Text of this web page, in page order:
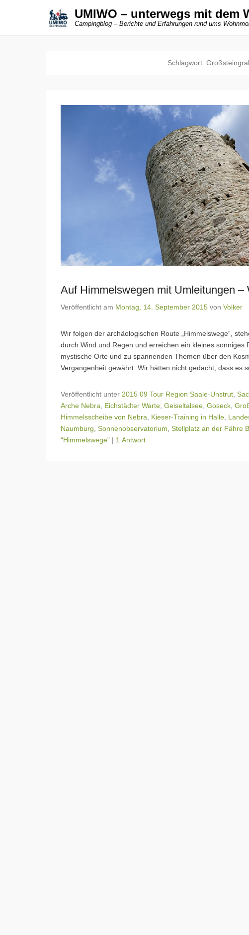
UMIWO – unterwegs mit dem
Campingblog – Berichte und Erfahrungen rund ums
Schlagwort:
Auf Himmelswegen mit Umleitungen –
Veröffentlicht am Montag, 14. September 2015 von Volker
Wir folgen der archäologischen Route „Himmelswege“,
durch Wind und Regen und erreichen ein kleines
mystische Orte und zu spannenden Themen über den
Vergangenheit gewährt. Wir hätten nicht gedacht, dass es
Veröffentlicht unter 2015 09 Tour Region Saale-Unstrut
Arche Nebra
Eichstädter Warte Geiseltalsee Goseck
Himmelsscheibe von Nebra
Kieser-Training in Halle
Naumburg Sonnenobservatorium Stellplatz an der Fähre
“Himmelswege” | 1 Antwort